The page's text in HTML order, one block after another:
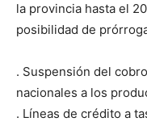
la provincia hasta el
posibilidad de
. Suspensión del
nacionales a los
. Líneas de crédito a